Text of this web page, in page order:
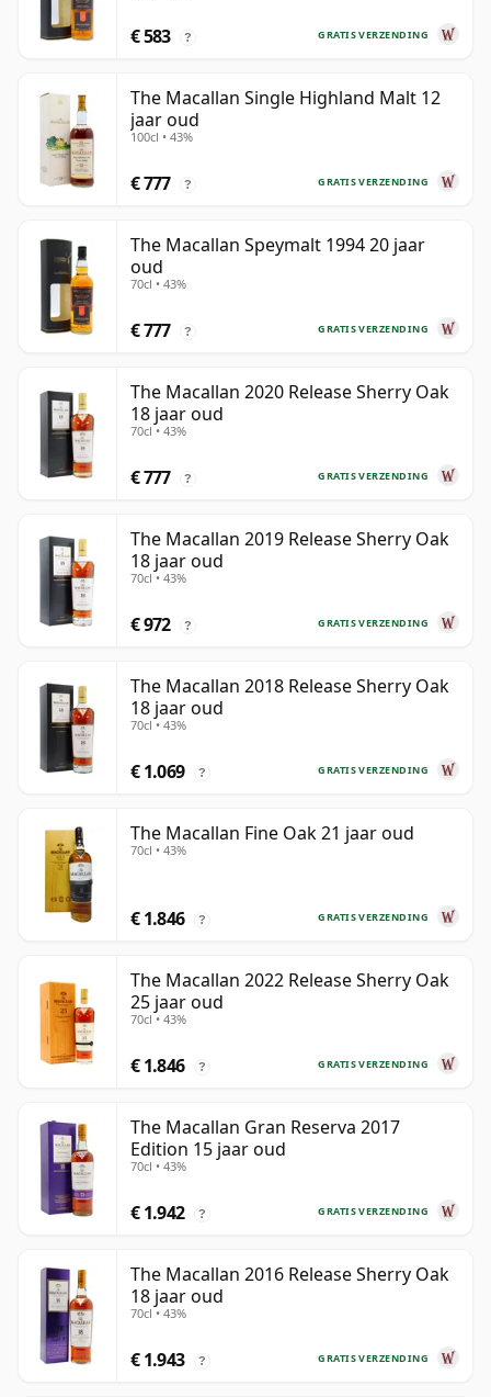
GRATIS VERZENDING
€ 583 ?
The Macallan Single Highland Malt 12
jaar oud
100cl • 43%
GRATIS VERZENDING
€ 777 ?
The Macallan Speymalt 1994 20 jaar
oud
70cl • 43%
GRATIS VERZENDING
€ 777 ?
The Macallan 2020 Release Sherry Oak
18 jaar oud
70cl • 43%
GRATIS VERZENDING
€ 777 ?
The Macallan 2019 Release Sherry Oak
18 jaar oud
70cl • 43%
GRATIS VERZENDING
€ 972 ?
The Macallan 2018 Release Sherry Oak
18 jaar oud
70cl • 43%
GRATIS VERZENDING
€ 1.069 ?
The Macallan Fine Oak 21 jaar oud
70cl • 43%
GRATIS VERZENDING
€ 1.846 ?
The Macallan 2022 Release Sherry Oak
25 jaar oud
70cl • 43%
GRATIS VERZENDING
€ 1.846 ?
The Macallan Gran Reserva 2017
Edition 15 jaar oud
70cl • 43%
GRATIS VERZENDING
€ 1.942 ?
The Macallan 2016 Release Sherry Oak
18 jaar oud
70cl • 43%
GRATIS VERZENDING
€ 1.943 ?